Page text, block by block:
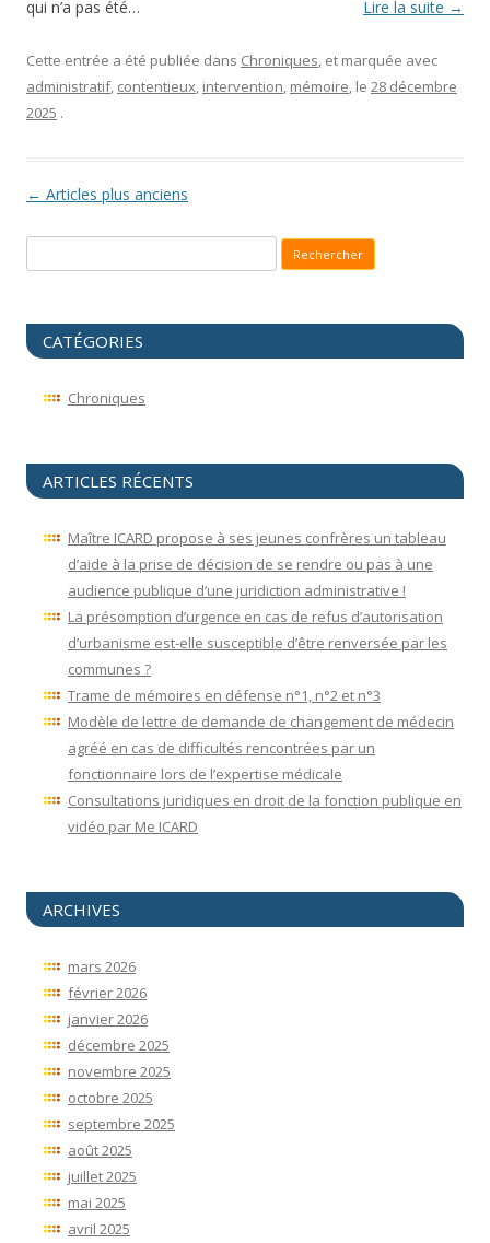
qui n’a pas été…
Lire la suite →
Cette entrée a été publiée dans Chroniques, et marquée avec
administratif, contentieux, intervention, mémoire, le 28 décembre
2025 .
Navigation des articles
← Articles plus anciens
CATÉGORIES
Chroniques
ARTICLES RÉCENTS
Maître ICARD propose à ses jeunes confrères un tableau
d’aide à la prise de décision de se rendre ou pas à une
audience publique d’une juridiction administrative !
La présomption d’urgence en cas de refus d’autorisation
d’urbanisme est-elle susceptible d’être renversée par les
communes ?
Trame de mémoires en défense n°1, n°2 et n°3
Modèle de lettre de demande de changement de médecin
agréé en cas de difficultés rencontrées par un
fonctionnaire lors de l’expertise médicale
Consultations juridiques en droit de la fonction publique en
vidéo par Me ICARD
ARCHIVES
mars 2026
février 2026
janvier 2026
décembre 2025
novembre 2025
octobre 2025
septembre 2025
août 2025
juillet 2025
mai 2025
avril 2025